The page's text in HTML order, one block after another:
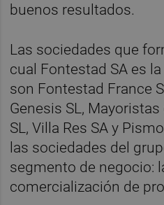
buenos resultados.
Las sociedades que
cual Fontestad SA es
son Fontestad France
Genesis SL,
SL, Villa Res SA y
las sociedades del
segmento de negocio:
comercialización de